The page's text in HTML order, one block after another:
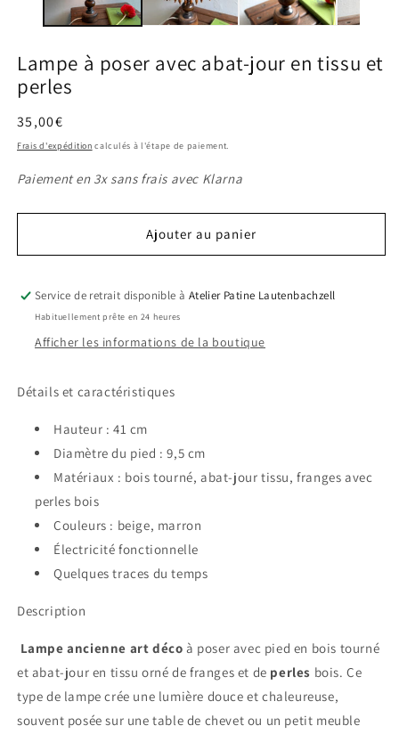
Lampe à poser avec abat-jour en tissu et
perles
Prix
habituel
35,00€
Frais d'expédition calculés à l'étape de paiement.
Paiement en 3x sans frais avec Klarna
Ajouter au panier
Service de retrait disponible à Atelier Patine Lautenbachzell
Habituellement prête en 24 heures
Afficher les informations de la boutique
Détails et caractéristiques
Hauteur : 41 cm
Diamètre du pied : 9,5 cm
Matériaux : bois tourné, abat-jour tissu, franges avec
perles bois
Couleurs : beige, marron
Électricité fonctionnelle
Quelques traces du temps
Description
Lampe ancienne art déco à poser avec pied en bois tourné
et abat-jour en tissu orné de franges et de perles bois. Ce
type de lampe crée une lumière douce et chaleureuse,
souvent posée sur une table de chevet ou un petit meuble